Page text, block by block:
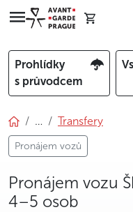
Prohlídky
s průvodcem
… Transfery
Pronájem vozů
Pronájem vozu
4–5 osob